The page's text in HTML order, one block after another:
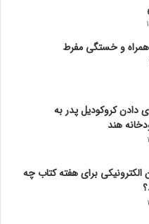
همراه و خستگی مفرط
دادن کروکودیل پدر به
هند
الکترونیکی برای هفته کتاب چه